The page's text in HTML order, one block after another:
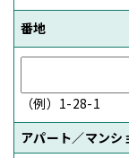
番地
（例）1-28-1
アパート／マン